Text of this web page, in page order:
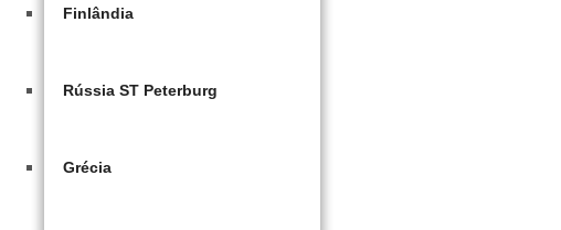
Finlândia
Rússia ST Peterburg
Grécia